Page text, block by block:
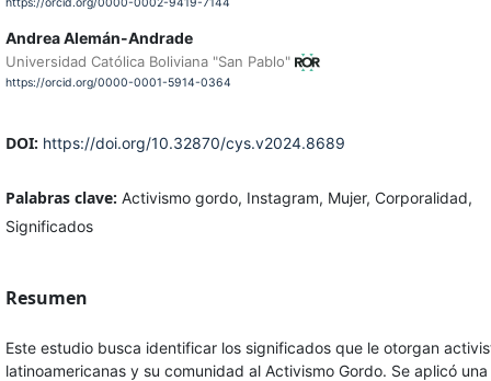
https://orcid.org/0000-0002-9419-7144
Andrea Alemán-Andrade
Universidad Católica Boliviana "San Pablo"
https://orcid.org/0000-0001-5914-0364
DOI: https://doi.org/10.32870/cys.v2024.8689
Palabras clave: Activismo gordo, Instagram, Mujer, Corporalidad,
Significados
Resumen
Este estudio busca identificar los significados que le otorgan
latinoamericanas y su comunidad al Activismo Gordo. Se aplicó una